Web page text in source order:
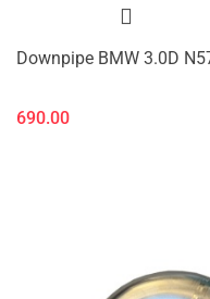
Downpipe BMW 3.0D
690.00